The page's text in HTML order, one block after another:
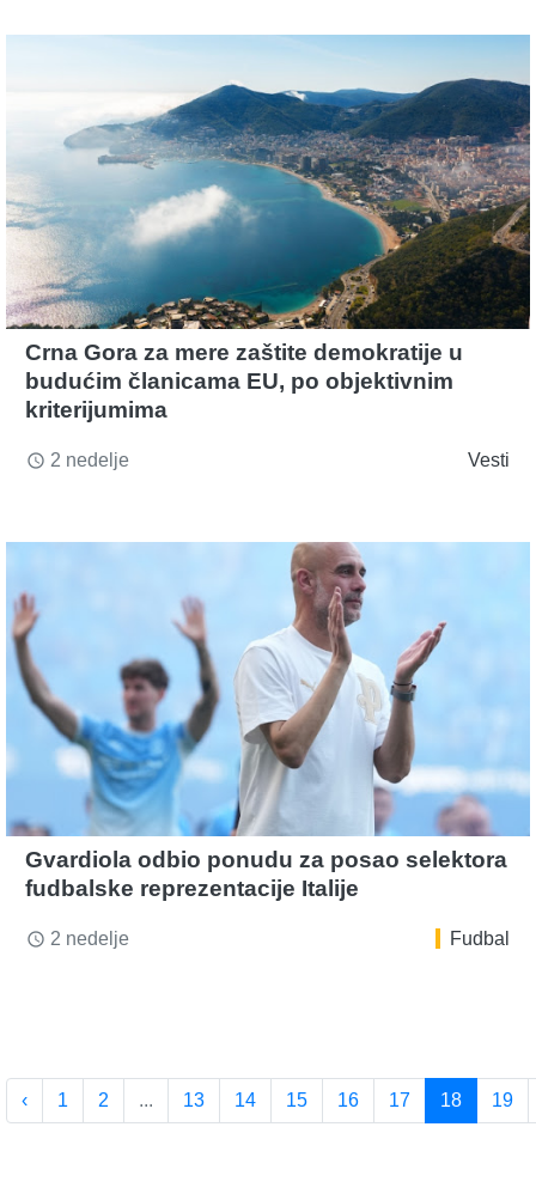
Crna Gora za mere zaštite demokratije u
budućim članicama EU, po objektivnim
kriterijumima
access_time 2 nedelje Vesti
Gvardiola odbio ponudu za posao selektora
fudbalske reprezentacije Italije
access_time 2 nedelje Fudbal
‹ 1 2 ... 13 14 15 16 17 18 19